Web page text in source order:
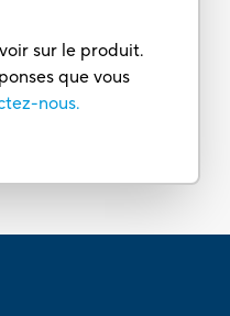
sur le produit.
que vous
nous.